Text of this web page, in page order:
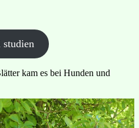
studien
kam es bei Hunden und